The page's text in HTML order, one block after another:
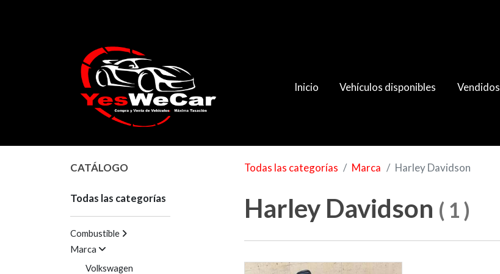
Inicio Vehículos disponibles Vendidos
CATÁLOGO
Todas las categorías
Combustible
Marca
Volkswagen
Todas las categorías Marca Harley Davidson
Harley Davidson ( 1 )